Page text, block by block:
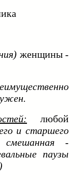
женщины -
любой
и старшего
смешанная -
паузы